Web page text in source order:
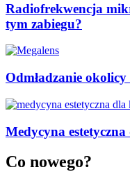
Radiofrekwencja
tym zabiegu?
Odmładzanie
Medycyna
Co nowego?